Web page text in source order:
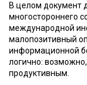
В целом документ
многостороннего
международной
малопозитивный
информационной
логично:
продуктивным.